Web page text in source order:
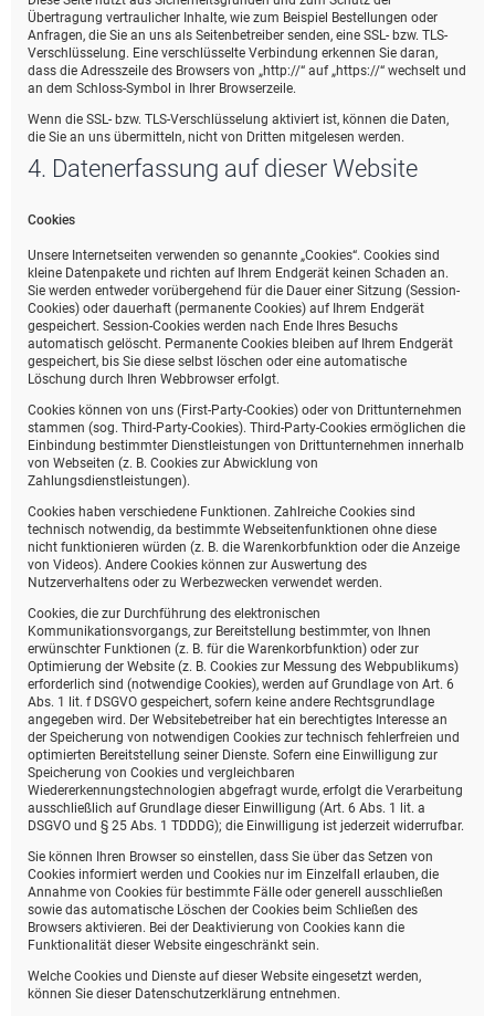
Übertragung vertraulicher Inhalte, wie zum Beispiel Bestellungen oder
Anfragen, die Sie an uns als Seitenbetreiber senden, eine SSL- bzw. TLS-
Verschlüsselung. Eine verschlüsselte Verbindung erkennen Sie daran,
dass die Adresszeile des Browsers von „http://“ auf „https://“ wechselt und
an dem Schloss-Symbol in Ihrer Browserzeile.
Wenn die SSL- bzw. TLS-Verschlüsselung aktiviert ist, können die Daten,
die Sie an uns übermitteln, nicht von Dritten mitgelesen werden.
4. Datenerfassung auf dieser Website
Cookies
Unsere Internetseiten verwenden so genannte „Cookies“. Cookies sind
kleine Datenpakete und richten auf Ihrem Endgerät keinen Schaden an.
Sie werden entweder vorübergehend für die Dauer einer Sitzung (Session-
Cookies) oder dauerhaft (permanente Cookies) auf Ihrem Endgerät
gespeichert. Session-Cookies werden nach Ende Ihres Besuchs
automatisch gelöscht. Permanente Cookies bleiben auf Ihrem Endgerät
gespeichert, bis Sie diese selbst löschen oder eine automatische
Löschung durch Ihren Webbrowser erfolgt.
Cookies können von uns (First-Party-Cookies) oder von Drittunternehmen
stammen (sog. Third-Party-Cookies). Third-Party-Cookies ermöglichen die
Einbindung bestimmter Dienstleistungen von Drittunternehmen innerhalb
von Webseiten (z. B. Cookies zur Abwicklung von
Zahlungsdienstleistungen).
Cookies haben verschiedene Funktionen. Zahlreiche Cookies sind
technisch notwendig, da bestimmte Webseitenfunktionen ohne diese
nicht funktionieren würden (z. B. die Warenkorbfunktion oder die Anzeige
von Videos). Andere Cookies können zur Auswertung des
Nutzerverhaltens oder zu Werbezwecken verwendet werden.
Cookies, die zur Durchführung des elektronischen
Kommunikationsvorgangs, zur Bereitstellung bestimmter, von Ihnen
erwünschter Funktionen (z. B. für die Warenkorbfunktion) oder zur
Optimierung der Website (z. B. Cookies zur Messung des Webpublikums)
erforderlich sind (notwendige Cookies), werden auf Grundlage von Art. 6
Abs. 1 lit. f DSGVO gespeichert, sofern keine andere Rechtsgrundlage
angegeben wird. Der Websitebetreiber hat ein berechtigtes Interesse an
der Speicherung von notwendigen Cookies zur technisch fehlerfreien und
optimierten Bereitstellung seiner Dienste. Sofern eine Einwilligung zur
Speicherung von Cookies und vergleichbaren
Wiedererkennungstechnologien abgefragt wurde, erfolgt die Verarbeitung
ausschließlich auf Grundlage dieser Einwilligung (Art. 6 Abs. 1 lit. a
DSGVO und § 25 Abs. 1 TDDDG); die Einwilligung ist jederzeit widerrufbar.
Sie können Ihren Browser so einstellen, dass Sie über das Setzen von
Cookies informiert werden und Cookies nur im Einzelfall erlauben, die
Annahme von Cookies für bestimmte Fälle oder generell ausschließen
sowie das automatische Löschen der Cookies beim Schließen des
Browsers aktivieren. Bei der Deaktivierung von Cookies kann die
Funktionalität dieser Website eingeschränkt sein.
Welche Cookies und Dienste auf dieser Website eingesetzt werden,
können Sie dieser Datenschutzerklärung entnehmen.